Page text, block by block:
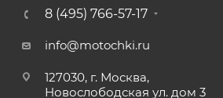
8 (495) 766-57-17
info@motochki.ru
127030, г. Москва,
Новослободская ул. дом 3